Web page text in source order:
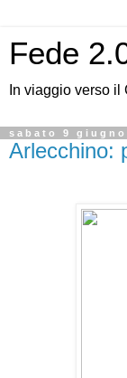
Fede
In viaggio verso il
sabato 9 giugno
Arlecchino: